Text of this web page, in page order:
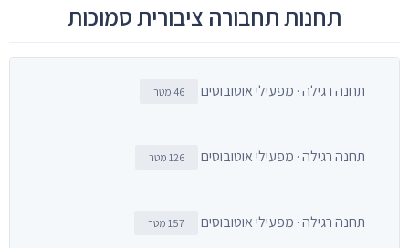
תחנות תחבורה ציבורית סמוכות
תחנה רגילה · מפעילי אוטובוסים 46 מטר
תחנה רגילה · מפעילי אוטובוסים 126 מטר
תחנה רגילה · מפעילי אוטובוסים 157 מטר